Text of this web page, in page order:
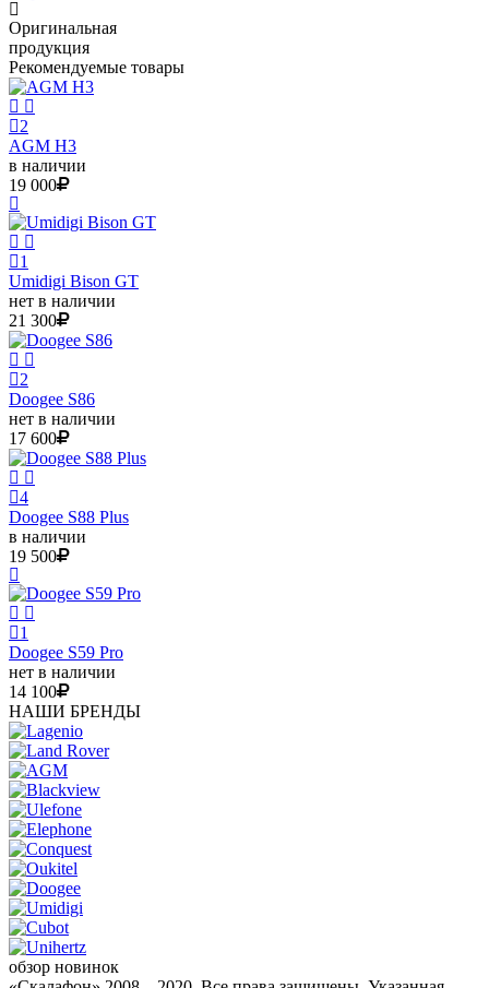
Оригинальная
продукция
Рекомендуемые товары
2
AGM H3
в наличии
19 000
1
Umidigi Bison GT
нет в наличии
21 300
2
Doogee S86
нет в наличии
17 600
4
Doogee S88 Plus
в наличии
19 500
1
Doogee S59 Pro
нет в наличии
14 100
НАШИ БРЕНДЫ
обзор новинок